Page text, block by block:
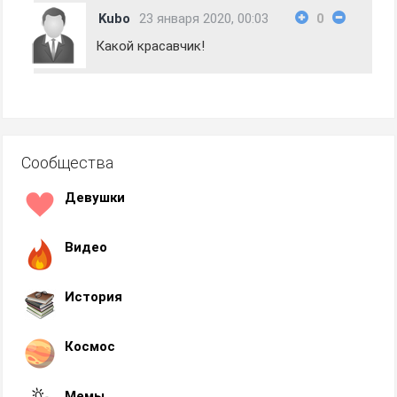
Kubo 23 января 2020, 00:03
0
Какой красавчик!
Сообщества
Девушки
Видео
История
Космос